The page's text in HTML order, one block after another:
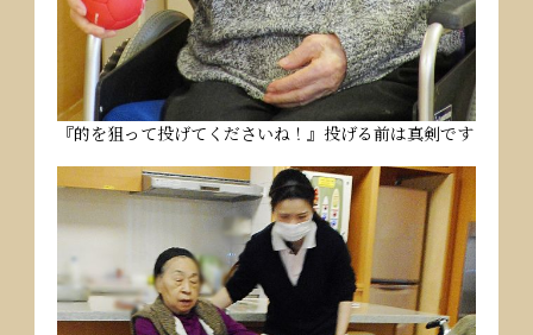
『的を狙って投げてくださいね！』投げる前は真剣です